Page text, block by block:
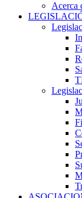
Acerca